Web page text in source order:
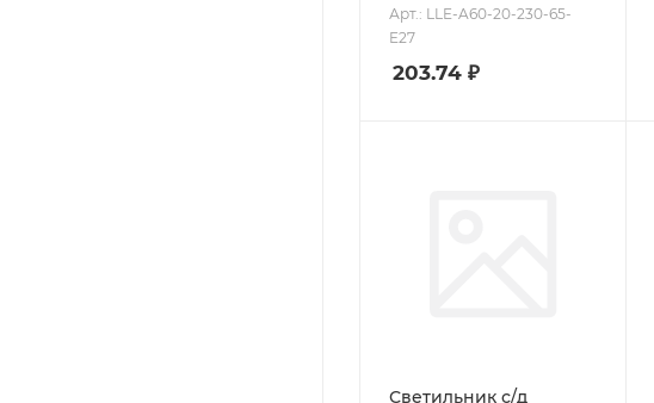
Арт.: LLE-A60-20-230-65-
E27
203.74 ₽
Светильник с/д